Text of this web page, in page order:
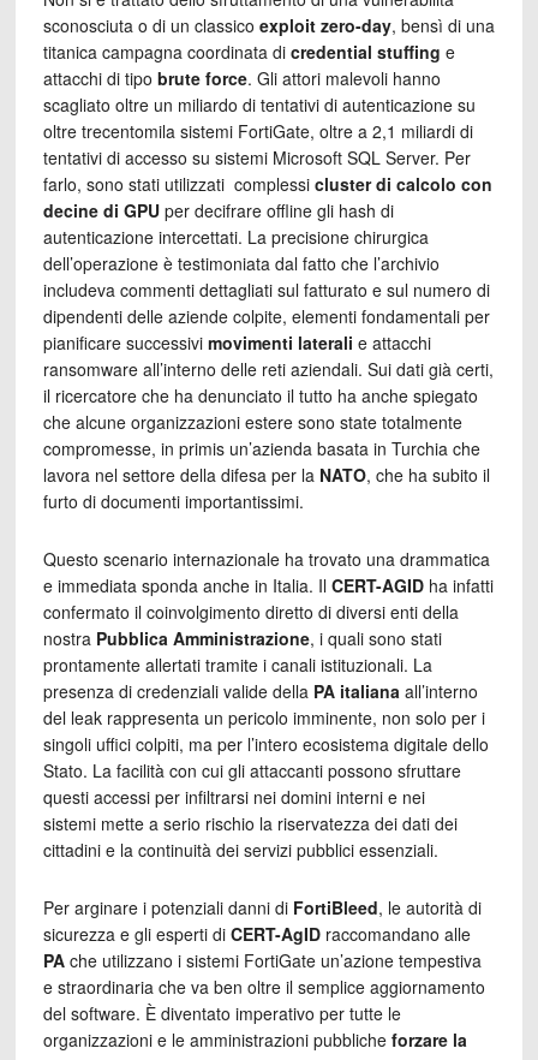
sconosciuta o di un classico exploit zero-day, bensì di una
titanica campagna coordinata di credential stuffing e
attacchi di tipo brute force. Gli attori malevoli hanno
scagliato oltre un miliardo di tentativi di autenticazione su
oltre trecentomila sistemi FortiGate, oltre a 2,1 miliardi di
tentativi di accesso su sistemi Microsoft SQL Server. Per
farlo, sono stati utilizzati complessi cluster di calcolo con
decine di GPUper decifrare offline gli hash di
autenticazione intercettati. La precisione chirurgica
dell’operazione è testimoniata dal fatto che l’archivio
includeva commenti dettagliati sul fatturato e sul numero di
dipendenti delle aziende colpite, elementi fondamentali per
pianificare successivi movimenti laterali e attacchi
ransomware all’interno delle reti aziendali. Sui dati già certi,
il ricercatore che ha denunciato il tutto ha anche spiegato
che alcune organizzazioni estere sono state totalmente
compromesse, in primis un’azienda basata in Turchia che
lavora nel settore della difesa per la NATO, che ha subito il
furto di documenti importantissimi.
Questo scenario internazionale ha trovato una drammatica
e immediata sponda anche in Italia. Il CERT-AGIDha infatti
confermato il coinvolgimento diretto di diversi enti della
nostra Pubblica Amministrazione, i quali sono stati
prontamente allertati tramite i canali istituzionali. La
presenza di credenziali valide della PA italiana all’interno
del leak rappresenta un pericolo imminente, non solo per i
singoli uffici colpiti, ma per l’intero ecosistema digitale dello
Stato. La facilità con cui gli attaccanti possono sfruttare
questi accessi per infiltrarsi nei domini interni e nei
sistemi mette a serio rischio la riservatezza dei dati dei
cittadini e la continuità dei servizi pubblici essenziali.
Per arginare i potenziali danni di FortiBleed, le autorità di
sicurezza e gli esperti di CERT-AgIDraccomandano alle
PAche utilizzano i sistemi FortiGate un’azione tempestiva
e straordinaria che va ben oltre il semplice aggiornamento
del software. È diventato imperativo per tutte le
organizzazioni e le amministrazioni pubbliche forzare la